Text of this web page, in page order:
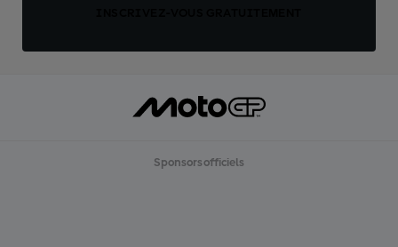
Sponsors officiels